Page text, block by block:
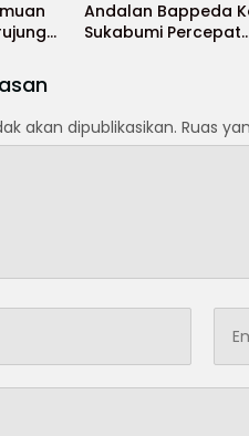
Andalan Bappeda
Sukabumi Percepat
akan dipublikasikan. Ruas